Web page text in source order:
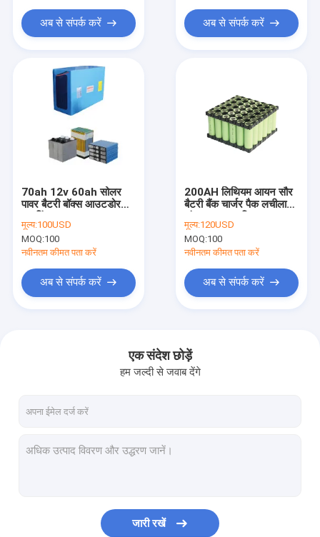
उत्पादों
हमसे संपर्क करें
एलईडी सोलर स्ट्रीट लाइट
स्मार्ट एलईडी स्ट्रीट लाइट
वाटरप्रूफ एलईडी स्ट्रीट लाइट
हाई मास्ट एलईडी स्ट्रीट लाइट
सौर लॉन लैंप
सौर ऊर्जा बैटरी बॉक्स
अब से संपर्क करें अब से संपर्क करें
70ah 12v 60ah सोलर
पावर बैटरी बॉक्स आउटडोर
मूल्य:100USD
MOQ:100
नवीनतम कीमत पता करें
अब से संपर्क करें
200AH लिथियम आयन सौर
बैटरी बैंक चार्जर पैक लचीला
मूल्य:120USD
MOQ:100
नवीनतम कीमत पता करें
अब से संपर्क करें
एक संदेश छोड़ें
हम जल्दी से जवाब देंगे
जारी रखें